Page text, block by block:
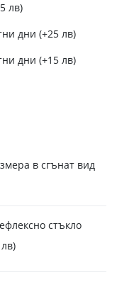
лв)
дни (+25 лв)
дни (+15 лв)
в сгънат вид
стъкло
лв)